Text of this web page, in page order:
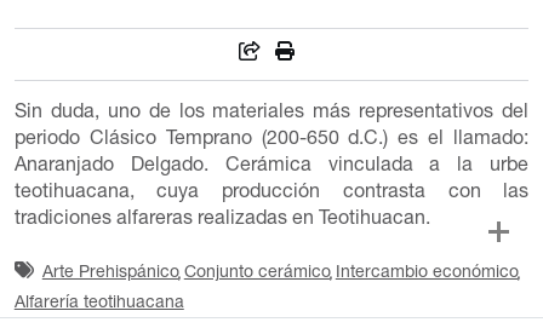
Sin duda, uno de los materiales más representativos del
periodo Clásico Temprano (200-650 d.C.) es el llamado:
Anaranjado Delgado. Cerámica vinculada a la urbe
teotihuacana, cuya producción contrasta con las
tradiciones alfareras realizadas en Teotihuacan.
Arte Prehispánico Conjunto cerámico
Intercambio económico
Alfarería teotihuacana